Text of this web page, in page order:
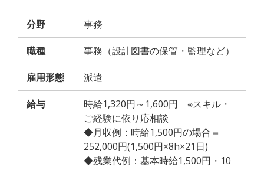
分野 事務
職種 事務（設計図書の保管・監理など）
雇用形態 派遣
給与
時給1,320円～1,600円 ※スキル・
ご経験に依り応相談
◆月収例：時給1,500円の場合＝
252,000円(1,500円×8h×21日)
◆残業代例：基本時給1,500円・10